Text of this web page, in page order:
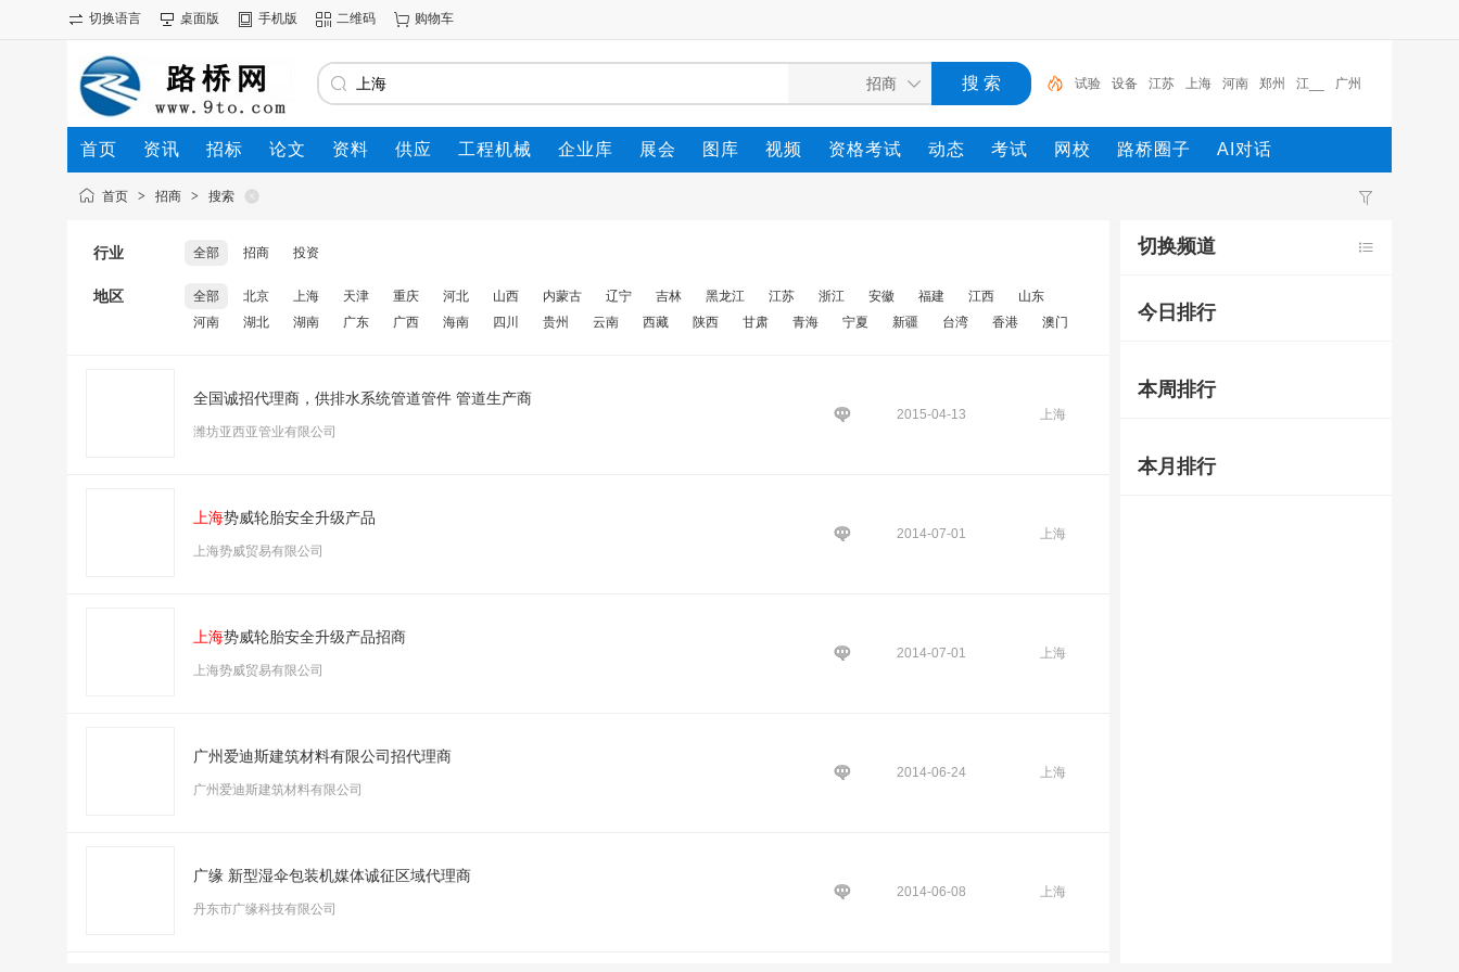
切换语言 桌面版 手机版 二维码 购物车
试验 设备 江苏 上海 河南 郑州 江__ 广州
工程 广东
首页 资讯 招标 论文 资料 供应 工程机械 企业库 展会 图库 视频 资格考试 动态 考试 网校 路桥圈子 AI对话
首页 > 招商 > 搜索
行业 全部 招商 投资
地区 全部 北京 上海 天津 重庆 河北 山西 内蒙古 辽宁 吉林 黑龙江 江苏 浙江 安徽 福建 江西
山东
河南
湖北 湖南 广东 广西 海南 四川 贵州 云南 西藏 陕西 甘肃 青海 宁夏 新疆 台湾 香港 澳门
全国诚招代理商，供排水系统管道管件 管道生产商
潍坊亚西亚管业有限公司
2015-04-13 上海
上海势威轮胎安全升级产品
上海势威贸易有限公司
2014-07-01 上海
上海势威轮胎安全升级产品招商
上海势威贸易有限公司
2014-07-01 上海
广州爱迪斯建筑材料有限公司招代理商
广州爱迪斯建筑材料有限公司
2014-06-24 上海
广缘 新型湿伞包装机媒体诚征区域代理商
丹东市广缘科技有限公司
2014-06-08 上海
切换频道
今日排行
本周排行
本月排行